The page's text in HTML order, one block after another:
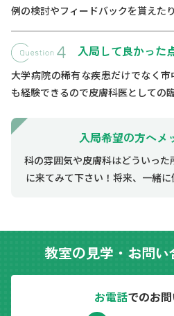
例の検討やフィードバックを貰えた
入局して良かった
大学病院の稀有な疾患だけでなく
も経験できるので皮膚科医としての
入局希望の方へメ
科の雰囲気や皮膚科はどういっ
に来てみて下さい！将来、一緒に
教室の見学 ・ お問い
お電話でのお